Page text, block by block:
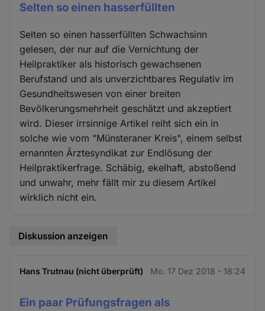
Selten so einen hasserfüllten
Selten so einen hasserfüllten Schwachsinn
gelesen, der nur auf die Vernichtung der
Heilpraktiker als historisch gewachsenen
Berufstand und als unverzichtbares Regulativ im
Gesundheitswesen von einer breiten
Bevölkerungsmehrheit geschätzt und akzeptiert
wird. Dieser irrsinnige Artikel reiht sich ein in
solche wie vom "Münsteraner Kreis", einem selbst
ernannten Ärztesyndikat zur Endlösung der
Heilpraktikerfrage. Schäbig, ekelhaft, abstoßend
und unwahr, mehr fällt mir zu diesem Artikel
wirklich nicht ein.
Diskussion anzeigen
Hans Trutnau (nicht überprüft) Mo. 17 Dez 2018 - 18:24
Ein paar Prüfungsfragen als